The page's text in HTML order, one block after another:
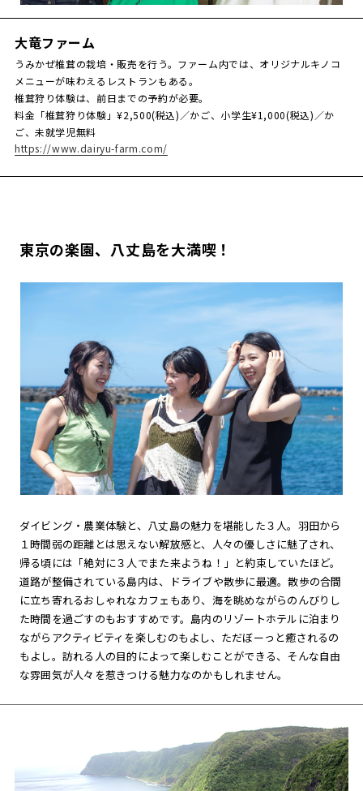
大竜ファーム
うみかぜ椎茸の栽培・販売を行う。ファーム内では、オリジナルキノコ
メニューが味わえるレストランもある。
椎茸狩り体験は、前日までの予約が必要。
料金「椎茸狩り体験」¥2,500(税込)／かご、小学生¥1,000(税込)／か
ご、未就学児無料
https://www.dairyu-farm.com/
東京の楽園、八丈島を大満喫！
ダイビング・農業体験と、八丈島の魅力を堪能した３人。羽田から
１時間弱の距離とは思えない解放感と、人々の優しさに魅了され、
帰る頃には「絶対に３人でまた来ようね！」と約束していたほど。
道路が整備されている島内は、ドライブや散歩に最適。散歩の合間
に立ち寄れるおしゃれなカフェもあり、海を眺めながらのんびりし
た時間を過ごすのもおすすめです。島内のリゾートホテルに泊まり
ながらアクティビティを楽しむのもよし、ただぼーっと癒されるの
もよし。訪れる人の目的によって楽しむことができる、そんな自由
な雰囲気が人々を惹きつける魅力なのかもしれません。